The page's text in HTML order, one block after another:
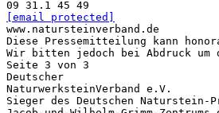
[email protected]
www.natursteinverband.de
Diese Pressemitteilung kann
Wir bitten jedoch bei Abdruck um
Seite 3 von 3
Deutscher
NaturwerksteinVerband e.V.
Sieger des Deutschen Naturstein-